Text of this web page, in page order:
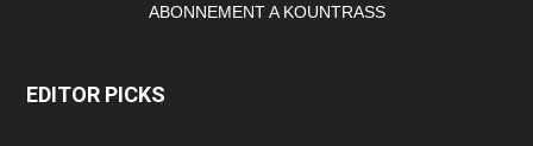
ABONNEMENT A KOUNTRASS
EDITOR PICKS